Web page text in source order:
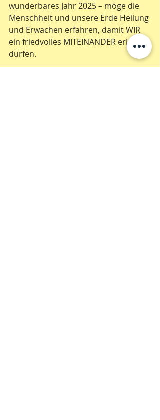
wunderbares Jahr 2025 – möge die
Menschheit und unsere Erde Heilung
und Erwachen erfahren, damit WIR
ein friedvolles MITEINANDER erleben
dürfen.